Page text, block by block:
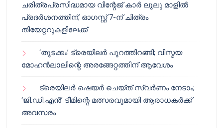
ചരിത്രപ്രസിദ്ധമായ വിന്റേജ് കാർ ലുലു മാളിൽ
പ്രദർശനത്തിന്; ഓഗസ്റ്റ് 7-ന് ചിത്രം
തിയേറ്ററുകളിലേക്ക്
‘തുടക്കം’ ട്രെയിലർ പുറത്തിറങ്ങി; വിസ്മയ
മോഹൻലാലിന്റെ അരങ്ങേറ്റത്തിന് ആവേശം
ട്രെയിലർ ഷെയർ ചെയ്‌ത് സ്വർണം നേടാം;
‘ജി.ഡി.എൻ’ ടീമിന്റെ മത്സരവുമായി ആരാധകർക്ക്
അവസരം